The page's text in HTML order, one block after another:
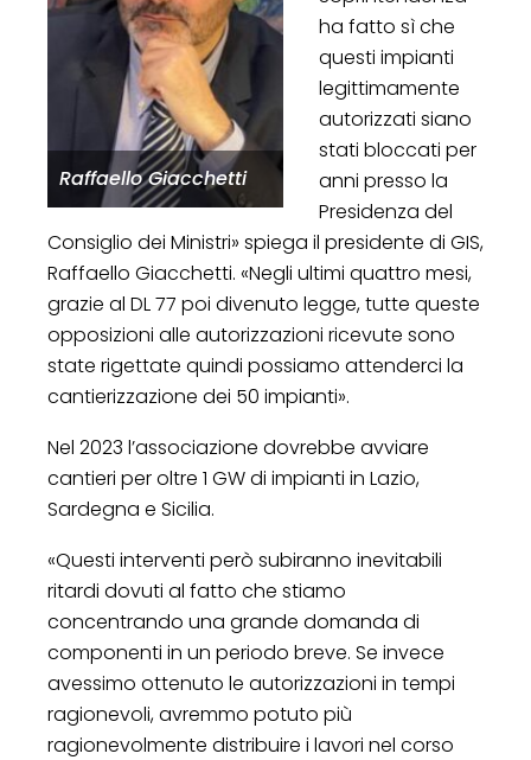
Raffaello Giacchetti
ha fatto sì che
questi impianti
legittimamente
autorizzati siano
stati bloccati per
anni presso la
Presidenza del
Consiglio dei Ministri» spiega il presidente di GIS,
Raffaello Giacchetti. «Negli ultimi quattro mesi,
grazie al DL 77 poi divenuto legge, tutte queste
opposizioni alle autorizzazioni ricevute sono
state rigettate quindi possiamo attenderci la
cantierizzazione dei 50 impianti».
Nel 2023 l’associazione dovrebbe avviare
cantieri per oltre 1 GW di impianti in Lazio,
Sardegna e Sicilia.
«Questi interventi però subiranno inevitabili
ritardi dovuti al fatto che stiamo
concentrando una grande domanda di
componenti in un periodo breve. Se invece
avessimo ottenuto le autorizzazioni in tempi
ragionevoli, avremmo potuto più
ragionevolmente distribuire i lavori nel corso